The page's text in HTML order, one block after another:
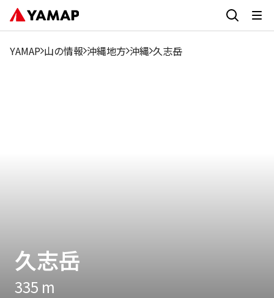
YAMAP 山の情報 沖縄地方 沖縄 久志岳
久志岳
335 m